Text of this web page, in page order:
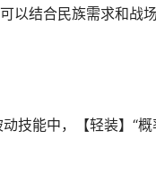
结合民族需求和战
能中，【轻装】“概